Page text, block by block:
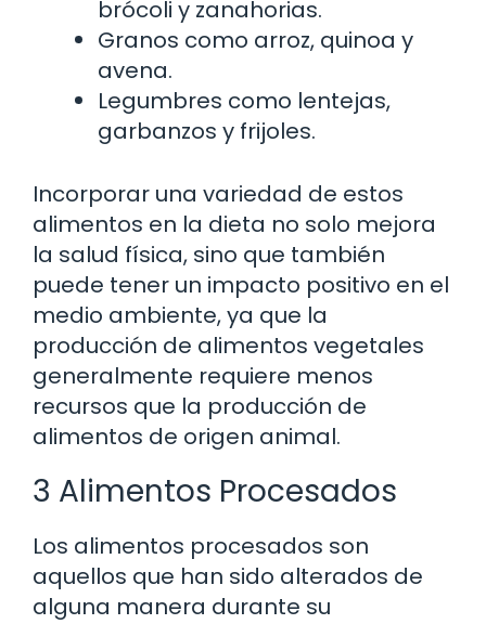
brócoli y zanahorias.
Granos como arroz, quinoa y
avena.
Legumbres como lentejas,
garbanzos y frijoles.
Incorporar una variedad de estos
alimentos en la dieta no solo mejora
la salud física, sino que también
puede tener un impacto positivo en el
medio ambiente, ya que la
producción de alimentos vegetales
generalmente requiere menos
recursos que la producción de
alimentos de origen animal.
3 Alimentos Procesados
Los alimentos procesados son
aquellos que han sido alterados de
alguna manera durante su